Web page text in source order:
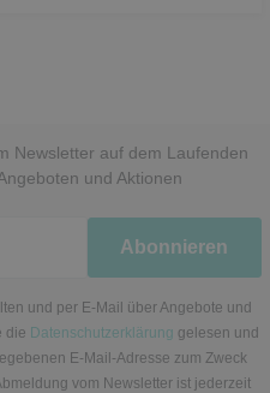
Newsletter auf dem Laufenden
und Aktionen
Abonnieren
und per E-Mail über Angebote und
die Datenschutzerklärung gelesen und
E-Mail-Adresse zum Zweck
vom Newsletter ist jederzeit